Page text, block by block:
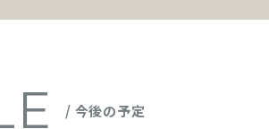
/ 今後の予定